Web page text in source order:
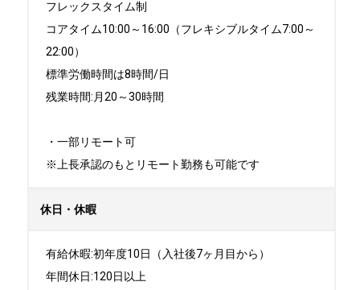
フレックスタイム制
コアタイム10:00～16:00（フレキシブルタイム7:00～
22:00）
標準労働時間は8時間/日
残業時間:月20～30時間
・一部リモート可
※上長承認のもとリモート勤務も可能です
休日・休暇
有給休暇:初年度10日（入社後7ヶ月目から）
年間休日:120日以上